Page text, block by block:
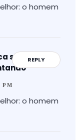
o homem
REPLY
sobre os
PM
o homem